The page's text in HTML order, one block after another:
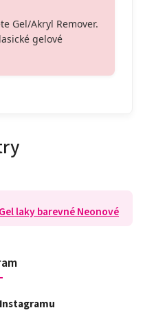
Gel/Akryl Remover.
gelové
laky barevné Neonové